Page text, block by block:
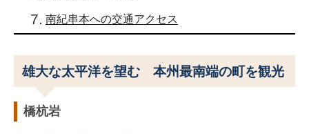
南紀串本への交通アクセス
雄大な太平洋を望む 本州最南端の町を観光
橋杭岩